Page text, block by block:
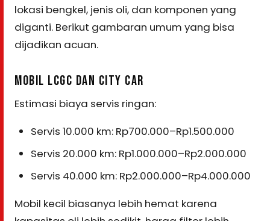
lokasi bengkel, jenis oli, dan komponen yang
diganti. Berikut gambaran umum yang bisa
dijadikan acuan.
MOBIL LCGC DAN CITY CAR
Estimasi biaya servis ringan:
Servis 10.000 km: Rp700.000–Rp1.500.000
Servis 20.000 km: Rp1.000.000–Rp2.000.000
Servis 40.000 km: Rp2.000.000–Rp4.000.000
Mobil kecil biasanya lebih hemat karena